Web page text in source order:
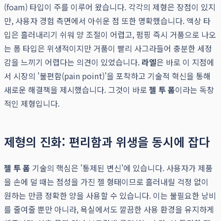
(foam) 타입이 주를 이루어 왔습니다. 각각의 제형은 장점이 있지
만, 사용자 경험 측면에서 아쉬운 점 또한 명확했습니다. 액상 타
입은 흘러내리기 쉬워 양 조절이 어렵고, 펌핑 즉시 거품으로 나오
는 폼 타입은 위생적이지만 거품이 빨리 사그라들어 충분한 세정
감을 느끼기 어렵다는 의견이 있었습니다. 라엘은 바로 이 지점에
서 시장의 '불편함(pain point)'을 포착하고 기술적 혁신을 통해
새로운 해결책을 제시했습니다. 그것이 바로 젤 투 폼이라는 독창
적인 제형입니다.
제형의 진화: 편리함과 위생을 동시에 잡다
젤 투 폼 기술의 핵심은 '통제된 변신'에 있습니다. 사용자가 제품
을 손에 덜 때는 점성을 가진 젤 형태이므로 흘러내릴 걱정 없이
원하는 만큼 정확한 양을 사용할 수 있습니다. 이는 불필요한 낭비
를 줄여줄 뿐만 아니라, 욕실에서도 깔끔한 사용 환경을 유지하게